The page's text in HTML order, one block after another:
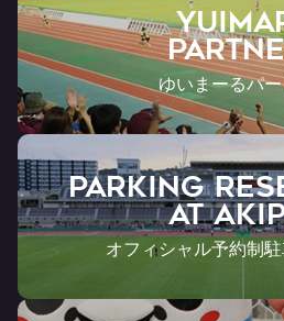
ゆいまーるパ
PARKING
AT
オフィシャル予約制